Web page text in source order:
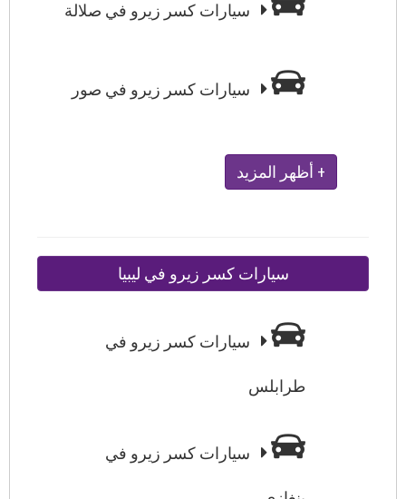
سيارات كسر زيرو في صلالة
سيارات كسر زيرو في صور
+ أظهر المزيد
سيارات كسر زيرو في ليبيا
سيارات كسر زيرو في
طرابلس
سيارات كسر زيرو في